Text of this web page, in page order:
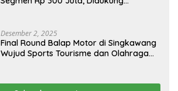
Desember 2, 2025
Final Round Balap Motor di Singkawang
Wujud Sports Tourisme dan Olahraga